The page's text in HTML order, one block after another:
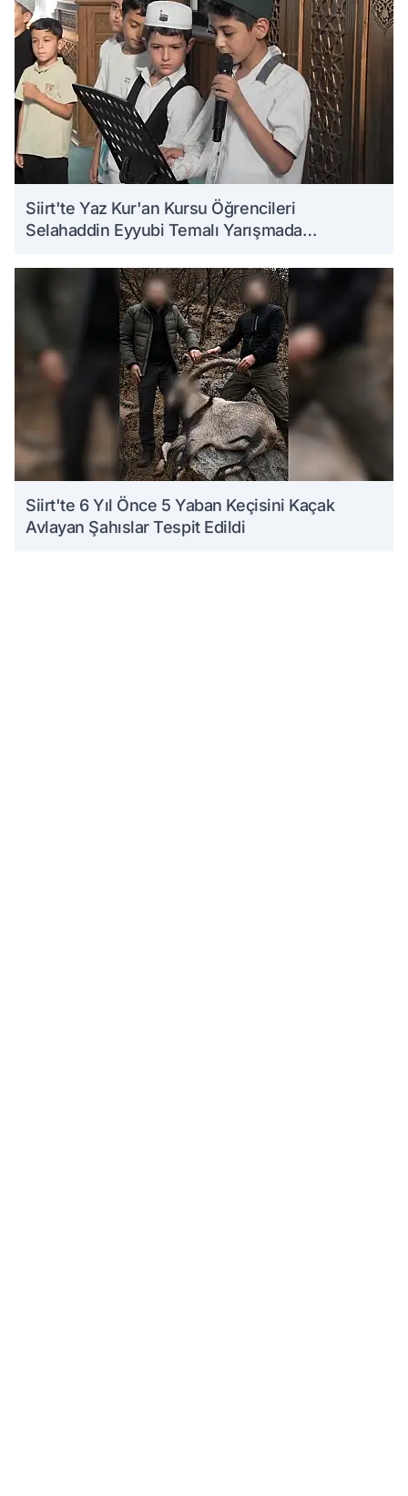
Siirt'te Yaz Kur'an Kursu Öğrencileri
Selahaddin Eyyubi Temalı Yarışmada
Siirt'te 6 Yıl Önce 5 Yaban Keçisini Kaçak
Avlayan Şahıslar Tespit Edildi